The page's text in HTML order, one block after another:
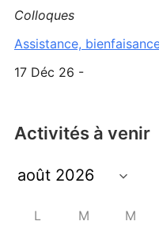
Colloques
Assistance,
17 Déc 26 -
Activités à venir
L M M